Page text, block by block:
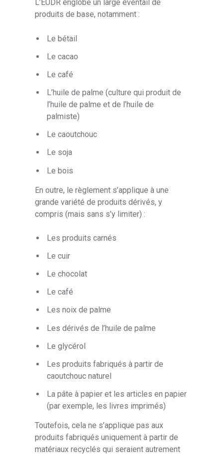
L’EUDR englobe un large éventail de
produits de base, notamment :
Le bétail
Le cacao
Le café
L’huile de palme (culture qui produit de
l’huile de palme et de l’huile de
palmiste)
Le caoutchouc
Le soja
Le bois
En outre, le règlement s’applique à une
grande variété de produits dérivés, y
compris (mais sans s’y limiter) :
Les produits carnés
Le cuir
Le chocolat
Le café
Les noix de palme
Les dérivés de l’huile de palme
Le glycérol
Les produits fabriqués à partir de
caoutchouc naturel
La pâte à papier et les articles en papier
(par exemple, les livres imprimés)
Toutefois, cela ne s’applique pas aux
produits fabriqués uniquement à partir de
matériaux recyclés qui seraient autrement